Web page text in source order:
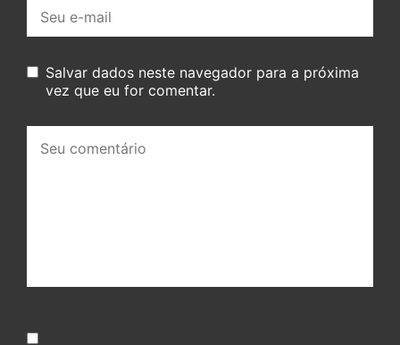
mail:
Salvar dados neste navegador para a próxima
vez que eu for comentar.
comentário: